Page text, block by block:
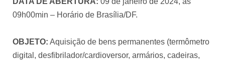
09h00min – Horário de Brasília/DF.
OBJETO: Aquisição de bens permanentes (termômetro
digital, desfibrilador/cardioversor, armários, cadeiras,